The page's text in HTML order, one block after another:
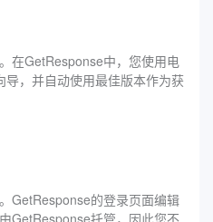
在GetResponse中，您使用电
，并自动使用最佳版本作为获
GetResponse的登录页面编辑
GetResponse托管，因此您不